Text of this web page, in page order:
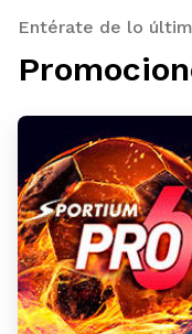
Entérate de lo